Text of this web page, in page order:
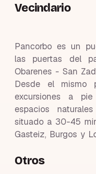
Vecindario
Pancorbo es un
las puertas del
Obarenes - San
Desde el mismo
excursiones a
espacios
situado a 30-45
Gasteiz, Burgos y
Otros